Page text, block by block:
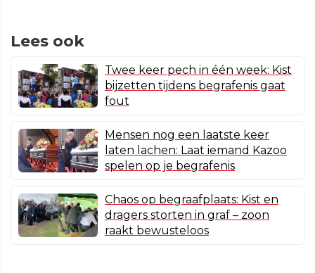
Lees ook
Twee keer pech in één week: Kist
bijzetten tijdens begrafenis gaat
fout
Mensen nog een laatste keer
laten lachen: Laat iemand Kazoo
spelen op je begrafenis
Chaos op begraafplaats: Kist en
dragers storten in graf – zoon
raakt bewusteloos